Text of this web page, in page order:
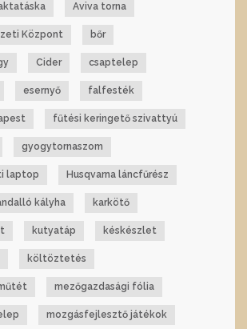
Aviva torna
Központ bőr
Cider csaptelep
esernyő falfesték
fűtési keringető szivattyú
gyogytornaszom
laptop Husqvarna láncfűrész
kályha karkötő
kutyatáp késkészlet
költöztetés
mezőgazdasági fólia
mozgásfejlesztő játékok